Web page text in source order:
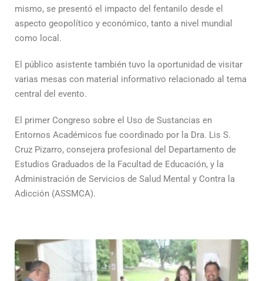
mismo, se presentó el impacto del fentanilo desde el
aspecto geopolítico y económico, tanto a nivel mundial
como local.
El público asistente también tuvo la oportunidad de visitar
varias mesas con material informativo relacionado al tema
central del evento.
El primer Congreso sobre el Uso de Sustancias en
Entornos Académicos fue coordinado por la Dra. Lis S.
Cruz Pizarro, consejera profesional del Departamento de
Estudios Graduados de la Facultad de Educación, y la
Administración de Servicios de Salud Mental y Contra la
Adicción (ASSMCA).